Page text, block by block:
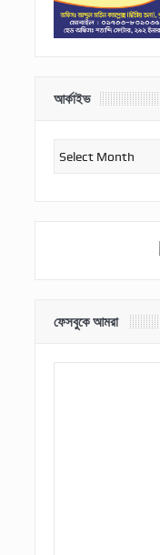
আর্কাইভ
আর্কাইভ
ফেসবুকে আমরা